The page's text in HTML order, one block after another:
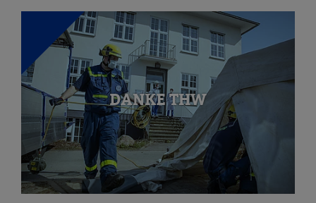
DANKE THW